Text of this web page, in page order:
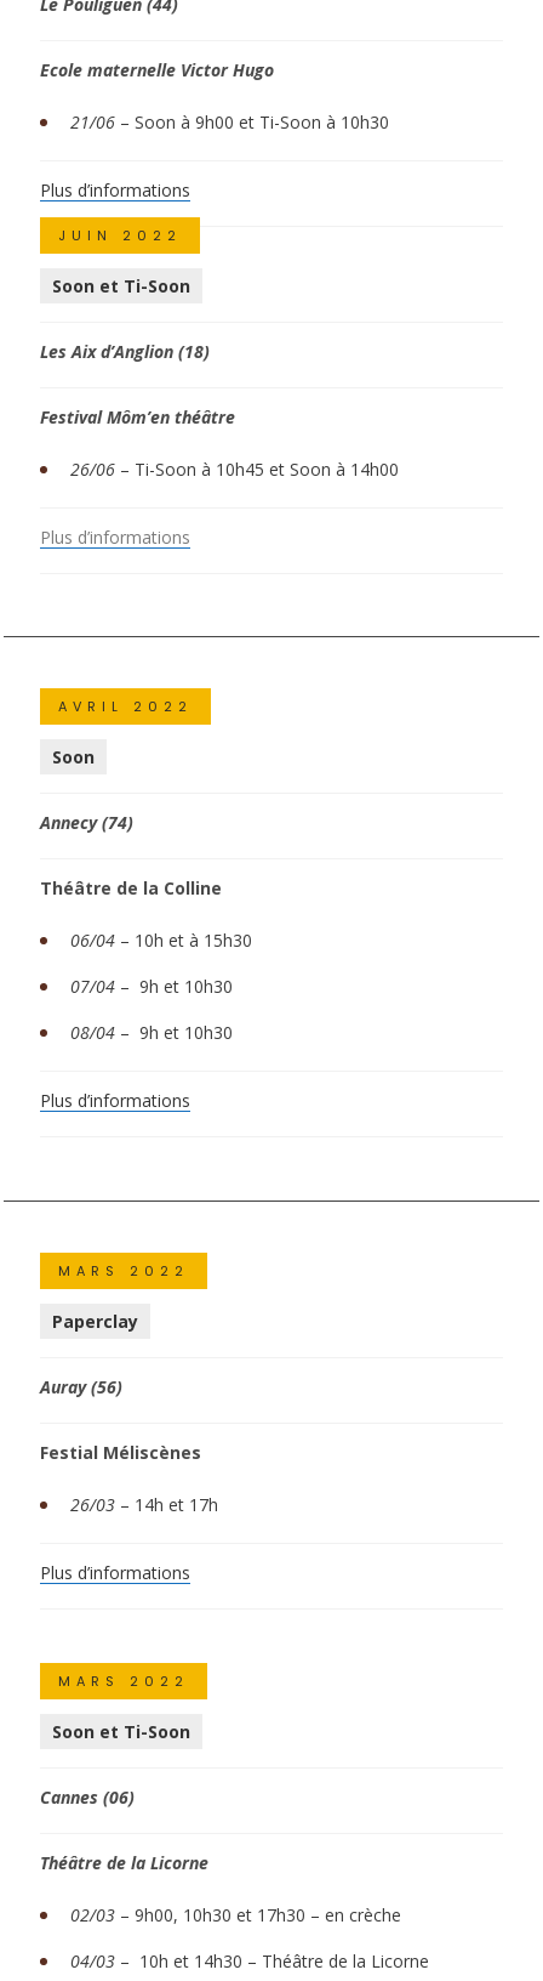
Ecole maternelle Victor Hugo
21/06 – Soon à 9h00 et Ti-Soon à 10h30
Plus d’informations
JUIN 2022
Soon et Ti-Soon
Les Aix d’Anglion (18)
Festival Môm’en théâtre
26/06 – Ti-Soon à 10h45 et Soon à 14h00
Plus d’informations
AVRIL 2022
Soon
Annecy (74)
Théâtre de la Colline
06/04 – 10h et à 15h30
07/04 – 9h et 10h30
08/04 – 9h et 10h30
Plus d’informations
MARS 2022
Paperclay
Auray (56)
Festial Méliscènes
26/03 – 14h et 17h
Plus d’informations
MARS 2022
Soon et Ti-Soon
Cannes (06)
Théâtre de la Licorne
02/03 – 9h00, 10h30 et 17h30 – en crèche
04/03 – 10h et 14h30 – Théâtre de la Licorne